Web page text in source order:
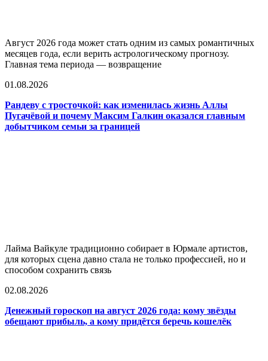
Август 2026 года может стать одним из самых романтичных
месяцев года, если верить астрологическому прогнозу.
Главная тема периода — возвращение
01.08.2026
Рандеву с тросточкой: как изменилась жизнь Аллы
Пугачёвой и почему Максим Галкин оказался главным
добытчиком семьи за границей
Лайма Вайкуле традиционно собирает в Юрмале артистов,
для которых сцена давно стала не только профессией, но и
способом сохранить связь
02.08.2026
Денежный гороскоп на август 2026 года: кому звёзды
обещают прибыль, а кому придётся беречь кошелёк